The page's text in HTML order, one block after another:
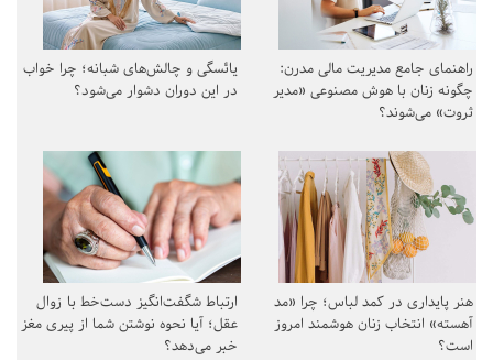
راهنمای جامع مدیریت مالی مدرن:
چگونه زنان با هوش مصنوعی «مدیر
ثروت» می‌شوند؟
یائسگی و چالش‌های شبانه؛ چرا خواب
در این دوران دشوار می‌شود؟
هنر پایداری در کمد لباس؛ چرا «مد
آهسته» انتخاب زنان هوشمند امروز
است؟
ارتباط شگفت‌انگیز دست‌خط با زوال
عقل؛ آیا نحوه نوشتن شما از پیری مغز
خبر می‌دهد؟